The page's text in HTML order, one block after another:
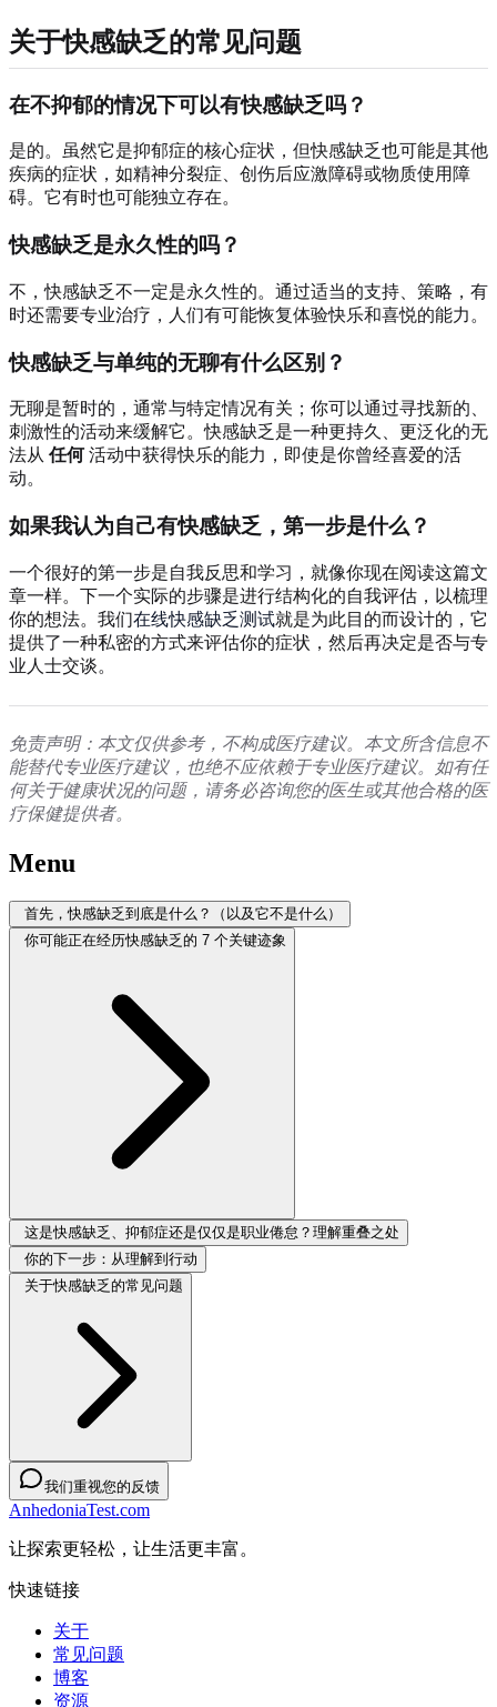
关于快感缺乏的常见问题
在不抑郁的情况下可以有快感缺乏吗？
是的。虽然它是抑郁症的核心症状，但快感缺乏也可能是其他
疾病的症状，如精神分裂症、创伤后应激障碍或物质使用障
碍。它有时也可能独立存在。
快感缺乏是永久性的吗？
不，快感缺乏不一定是永久性的。通过适当的支持、策略，有
时还需要专业治疗，人们有可能恢复体验快乐和喜悦的能力。
快感缺乏与单纯的无聊有什么区别？
无聊是暂时的，通常与特定情况有关；你可以通过寻找新的、
刺激性的活动来缓解它。快感缺乏是一种更持久、更泛化的无
法从 任何活动中获得快乐的能力，即使是你曾经喜爱的活
动。
如果我认为自己有快感缺乏，第一步是什么？
一个很好的第一步是自我反思和学习，就像你现在阅读这篇文
章一样。下一个实际的步骤是进行结构化的自我评估，以梳理
你的想法。我们在线快感缺乏测试就是为此目的而设计的，它
提供了一种私密的方式来评估你的症状，然后再决定是否与专
业人士交谈。
免责声明：本文仅供参考，不构成医疗建议。本文所含信息不
能替代专业医疗建议，也绝不应依赖于专业医疗建议。如有任
何关于健康状况的问题，请务必咨询您的医生或其他合格的医
疗保健提供者。
Menu
首先，快感缺乏到底是什么？（以及它不是什么）
你可能正在经历快感缺乏的 7 个关键迹象
这是快感缺乏、抑郁症还是仅仅是职业倦怠？理解重叠之处
你的下一步：从理解到行动
关于快感缺乏的常见问题
我们重视您的反馈
AnhedoniaTest.com
让探索更轻松，让生活更丰富。
快速链接
关于
常见问题
博客
资源